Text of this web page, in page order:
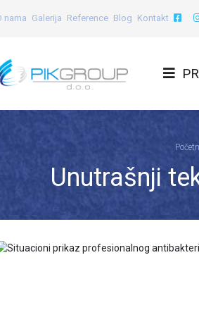
nama Galerija Reference Blog Kontakt
Unutrašnji